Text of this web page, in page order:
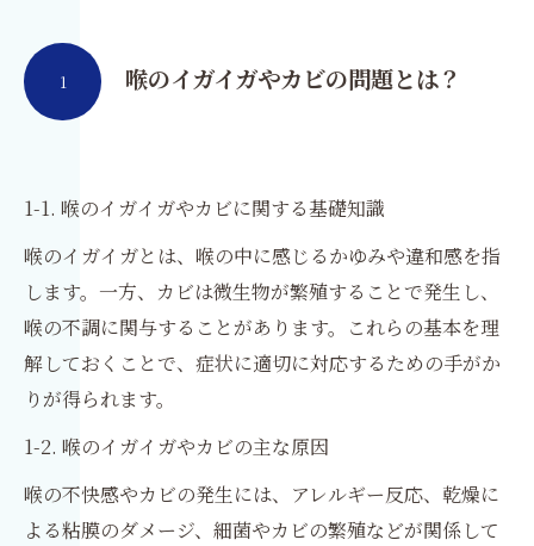
喉のイガイガの自宅でのケア方法
喉のイガイガとカビに関する自宅でのケア方法
喉のイガイガやカビの注意点と予防策
ください
喉のイガイガやカビの問題とは？
1
1-1. 喉のイガイガやカビに関する基礎知識
喉のイガイガとは、喉の中に感じるかゆみや違和感を指
します。一方、カビは微生物が繁殖することで発生し、
喉の不調に関与することがあります。これらの基本を理
解しておくことで、症状に適切に対応するための手がか
りが得られます。
1-2. 喉のイガイガやカビの主な原因
喉の不快感やカビの発生には、アレルギー反応、乾燥に
よる粘膜のダメージ、細菌やカビの繁殖などが関係して